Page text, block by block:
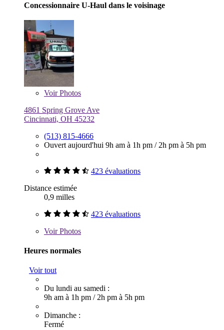
Concessionnaire U-Haul dans le voisinage
VoirPhotos
4861 Spring Grove Ave
Cincinnati, OH 45232
(513) 815-4666
Ouvert aujourd'hui 9h am à 1h pm / 2h pm à 5h pm
423 évaluations
Distance estimée
0,9 milles
423 évaluations
VoirPhotos
Heures normales
Voir tout
Du lundi au samedi :
9h am à 1h pm / 2h pm à 5h pm
Dimanche :
Fermé